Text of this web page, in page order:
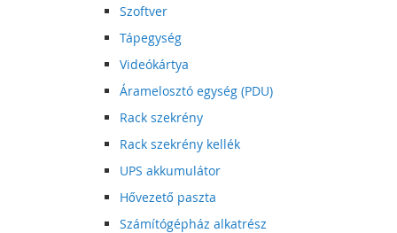
Szoftver
Tápegység
Videókártya
Áramelosztó egység (PDU)
Rack szekrény
Rack szekrény kellék
UPS akkumulátor
Hővezető paszta
Számítógépház alkatrész